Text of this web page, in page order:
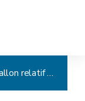
Arrêté du Gouvernement wallon relatif à l'octroi de subventions aux ménages à revenu modeste pour l'utilisation rationnelle et efficiente de l'énergie